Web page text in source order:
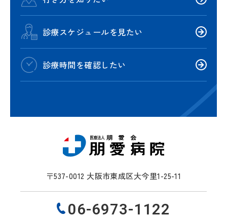
診療スケジュールを見たい
診療時間を確認したい
〒537-0012 大阪市東成区大今里1-25-11
06-6973-1122